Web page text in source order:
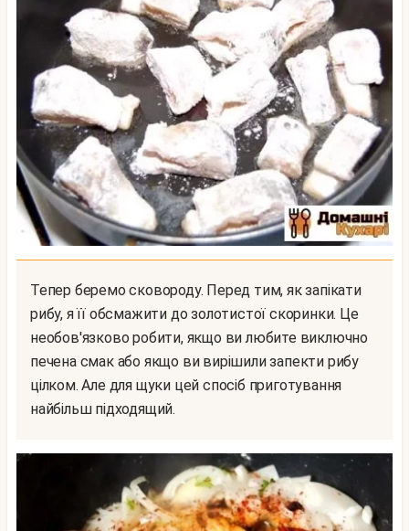
Тепер беремо сковороду. Перед тим, як запікати
рибу, я її обсмажити до золотистої скоринки. Це
необов'язково робити, якщо ви любите виключно
печена смак або якщо ви вирішили запекти рибу
цілком. Але для щуки цей спосіб приготування
найбільш підходящий.